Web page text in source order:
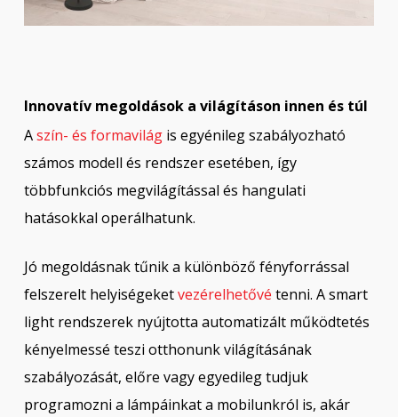
Innovatív megoldások a világításon innen és túl
Aszín- és formavilágis egyénileg szabályozható
számos modell és rendszer esetében, így
többfunkciós megvilágítással és hangulati
hatásokkal operálhatunk.
Jó megoldásnak tűnik a különböző fényforrással
felszerelt helyiségeketvezérelhetővé tenni. A smart
light rendszerek nyújtotta automatizált működtetés
kényelmessé teszi otthonunk világításának
szabályozását, előre vagy egyedileg tudjuk
programozni a lámpáinkat a mobilunkról is, akár